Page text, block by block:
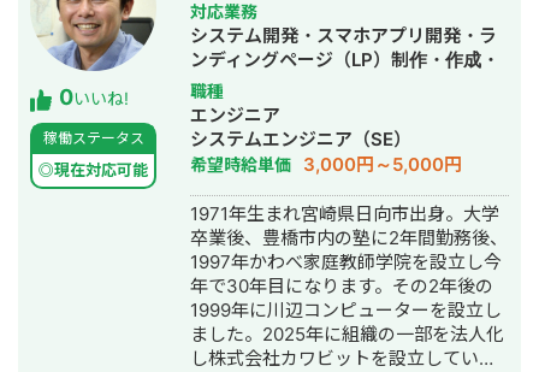
0いいね!
稼働ステータス
◎現在対応可能
対応業務
システム開発・スマホアプリ開発・ラ
ンディングページ（LP）制作・作成・
ECサイト構築・ネットショップ作成代
行・SEO対策・事務代行・ホームペー
ジ制作・作成・バナー制作・デザイ
ン・ロゴデザイン・作成・リスティン
グ広告運用代行・動画制作・動画編
集・AI活用
職種
エンジニア
システムエンジニア（SE）
希望時給単価 3,000円～5,000円
1971年生まれ宮崎県日向市出身。大学
卒業後、豊橋市内の塾に2年間勤務後、
1997年かわべ家庭教師学院を設立し今
年で30年目になります。その2年後の
1999年に川辺コンピューターを設立し
ました。2025年に組織の一部を法人化
し株式会社カワビットを設立していま